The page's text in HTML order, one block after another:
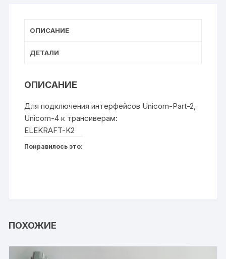
ОПИСАНИЕ
ДЕТАЛИ
ОПИСАНИЕ
Для подключения интерфейсов Unicom-Part-2,
Unicom-4 к трансиверам:
ELEKRAFT-K2
Понравилось это:
ПОХОЖИЕ